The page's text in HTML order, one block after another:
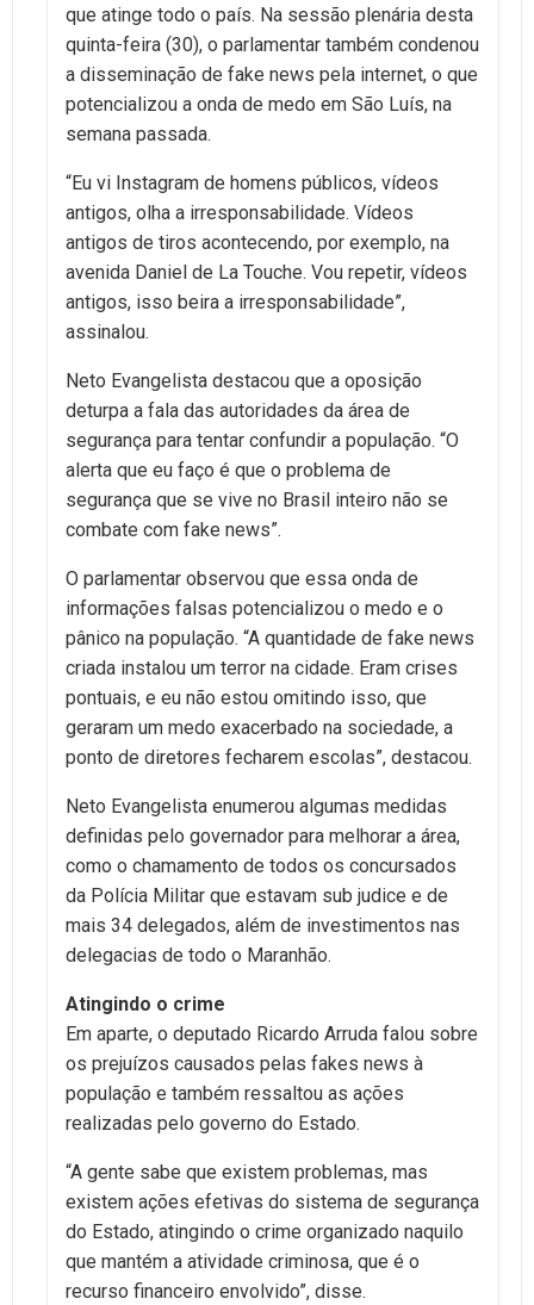
que atinge todo o país. Na sessão plenária desta
quinta-feira (30), o parlamentar também condenou
a disseminação de fake news pela internet, o que
potencializou a onda de medo em São Luís, na
semana passada.
“Eu vi Instagram de homens públicos, vídeos
antigos, olha a irresponsabilidade. Vídeos
antigos de tiros acontecendo, por exemplo, na
avenida Daniel de La Touche. Vou repetir, vídeos
antigos, isso beira a irresponsabilidade”,
assinalou.
Neto Evangelista destacou que a oposição
deturpa a fala das autoridades da área de
segurança para tentar confundir a população. “O
alerta que eu faço é que o problema de
segurança que se vive no Brasil inteiro não se
combate com fake news”.
O parlamentar observou que essa onda de
informações falsas potencializou o medo e o
pânico na população. “A quantidade de fake news
criada instalou um terror na cidade. Eram crises
pontuais, e eu não estou omitindo isso, que
geraram um medo exacerbado na sociedade, a
ponto de diretores fecharem escolas”, destacou.
Neto Evangelista enumerou algumas medidas
definidas pelo governador para melhorar a área,
como o chamamento de todos os concursados
da Polícia Militar que estavam sub judice e de
mais 34 delegados, além de investimentos nas
delegacias de todo o Maranhão.
Atingindo o crime
Em aparte, o deputado Ricardo Arruda falou sobre
os prejuízos causados pelas fakes news à
população e também ressaltou as ações
realizadas pelo governo do Estado.
“A gente sabe que existem problemas, mas
existem ações efetivas do sistema de segurança
do Estado, atingindo o crime organizado naquilo
que mantém a atividade criminosa, que é o
recurso financeiro envolvido”, disse.